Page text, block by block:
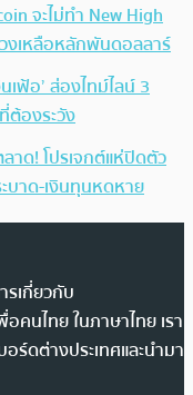
จะไม่ทำ New High
งเหลือหลักพันดอลลาร์
เฟ้อ’ ส่องไทม์ไลน์ 3
ต้องระวัง
าด! โปรเจกต์แห่ปิดตัว
บาด-เงินทุนหดหาย
รเกี่ยวกับ
คนไทย ในภาษาไทย เรา
ร์ดต่างประเทศและนำมา